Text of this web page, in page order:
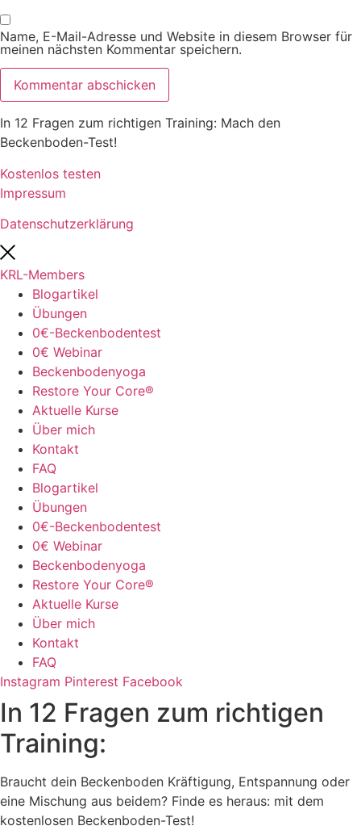
Name, E-Mail-Adresse und Website in diesem Browser für
meinen nächsten Kommentar speichern.
In 12 Fragen zum richtigen Training: Mach den
Beckenboden-Test!
Kostenlos testen
Impressum
Datenschutzerklärung
KRL-Members
Blogartikel
Übungen
0€-Beckenbodentest
0€ Webinar
Beckenbodenyoga
Restore Your Core®
Aktuelle Kurse
Über mich
Kontakt
FAQ
Blogartikel
Übungen
0€-Beckenbodentest
0€ Webinar
Beckenbodenyoga
Restore Your Core®
Aktuelle Kurse
Über mich
Kontakt
FAQ
Instagram Pinterest Facebook
In 12 Fragen zum richtigen
Training:
Braucht dein Beckenboden Kräftigung, Entspannung oder
eine Mischung aus beidem? Finde es heraus: mit dem
kostenlosen Beckenboden-Test!